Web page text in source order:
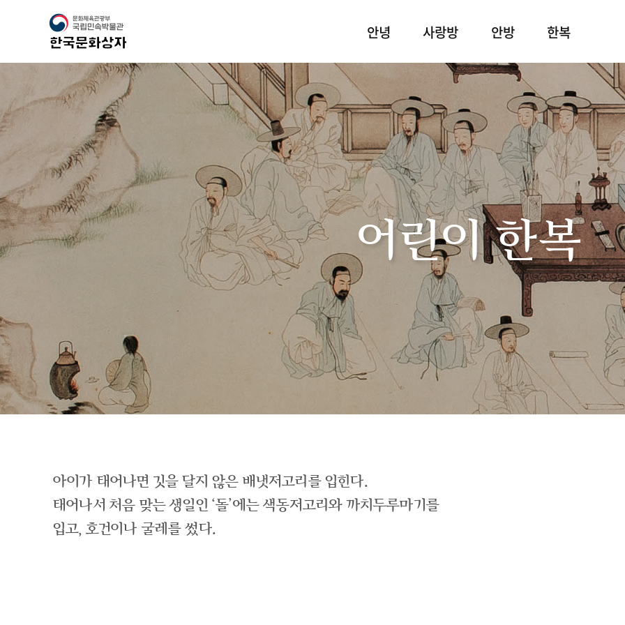
안녕 사랑방 안방 한복
어린이 한복
아이가 태어나면 깃을 달지 않은 배냇저고리를 입힌다.
태어나서 처음 맞는 생일인 ‘돌’에는 색동저고리와 까치두루마기를
입고, 호건이나 굴레를 썼다.